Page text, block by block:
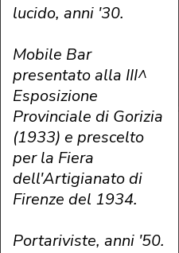
lucido, anni '30.
Mobile Bar
presentato alla III^
Esposizione
Provinciale di Gorizia
(1933) e prescelto
per la Fiera
dell'Artigianato di
Firenze del 1934.
Portariviste, anni '50.